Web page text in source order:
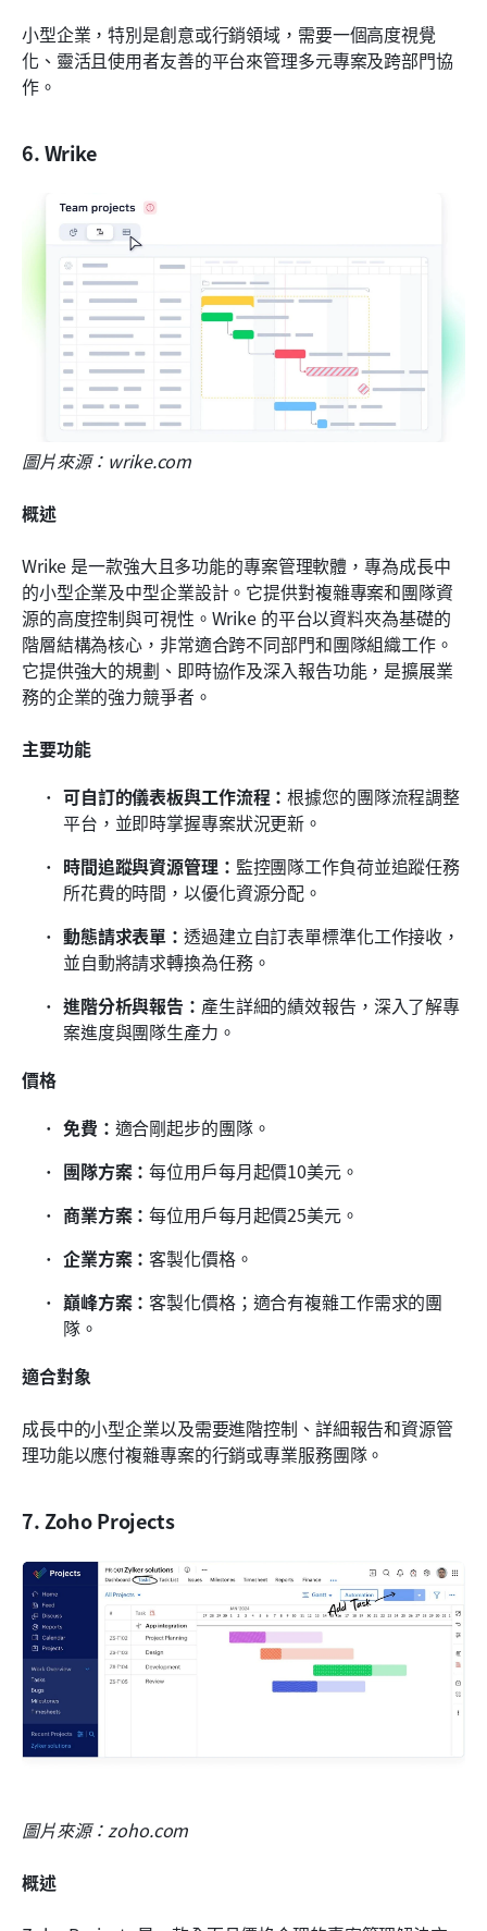
小型企業，特別是創意或行銷領域，需要一個高度視覺
化、靈活且使用者友善的平台來管理多元專案及跨部門協
作。
6. Wrike
圖片來源：wrike.com
概述
Wrike 是一款強大且多功能的專案管理軟體，專為成長中
的小型企業及中型企業設計。它提供對複雜專案和團隊資
源的高度控制與可視性。Wrike 的平台以資料夾為基礎的
階層結構為核心，非常適合跨不同部門和團隊組織工作。
它提供強大的規劃、即時協作及深入報告功能，是擴展業
務的企業的強力競爭者。
主要功能
可自訂的儀表板與工作流程：根據您的團隊流程調整
平台，並即時掌握專案狀況更新。
時間追蹤與資源管理： 監控團隊工作負荷並追蹤任務
所花費的時間，以優化資源分配。
動態請求表單：透過建立自訂表單標準化工作接收，
並自動將請求轉換為任務。
進階分析與報告： 產生詳細的績效報告，深入了解專
案進度與團隊生產力。
價格
免費： 適合剛起步的團隊。
團隊方案：每位用戶每月起價10美元。
商業方案：每位用戶每月起價25美元。
企業方案：客製化價格。
巔峰方案：客製化價格；適合有複雜工作需求的團
隊。
適合對象
成長中的小型企業以及需要進階控制、詳細報告和資源管
理功能以應付複雜專案的行銷或專業服務團隊。
7. Zoho Projects
圖片來源：zoho.com
概述